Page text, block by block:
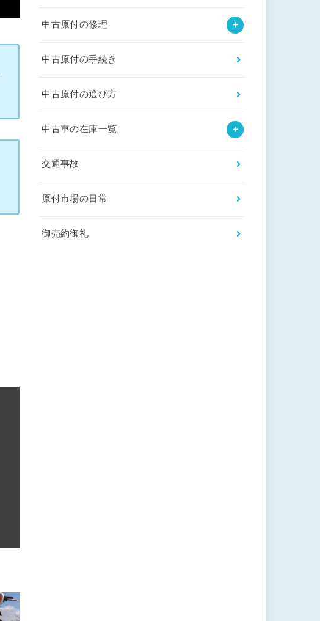
中古原付の修理
中古原付の手続き
中古原付の選び方
中古車の在庫一覧
交通事故
原付市場の日常
御売約御礼